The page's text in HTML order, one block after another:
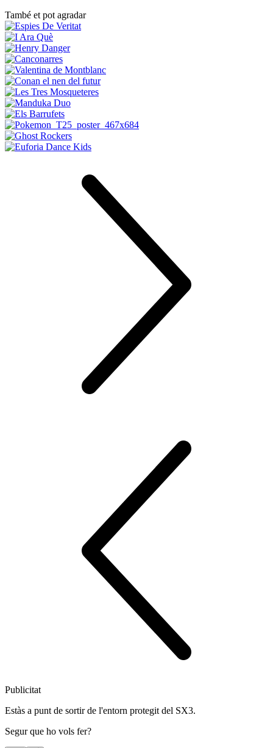
També et pot agradar
Publicitat
Estàs a punt de sortir de l'entorn protegit del SX3.
Segur que ho vols fer?